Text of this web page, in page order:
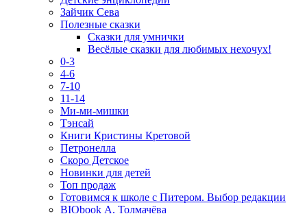
Зайчик Сева
Полезные сказки
Сказки для умнички
Весёлые сказки для любимых нехочух!
0-3
4-6
7-10
11-14
Ми-ми-мишки
Тэнсай
Книги Кристины Кретовой
Петронелла
Скоро Детское
Новинки для детей
Топ продаж
Готовимся к школе с Питером. Выбор редакции
BIObook А. Толмачёва